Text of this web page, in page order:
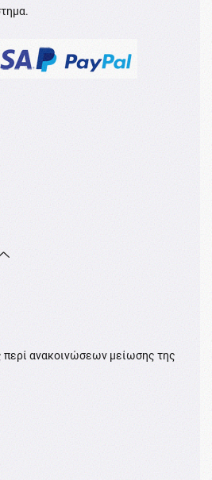
ανακοινώσεων μείωσης της